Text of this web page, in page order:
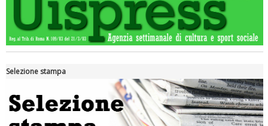
Luglio 2026: "Pensando con i piedi, si possono fare le
Selezione stampa